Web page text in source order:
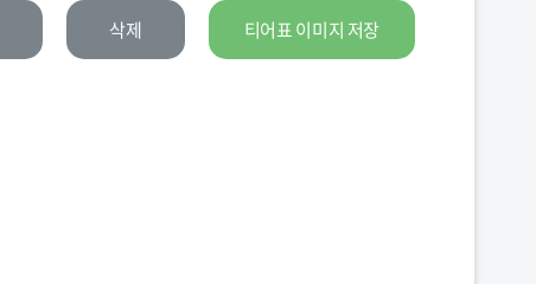
삭제 티어표 이미지 저장